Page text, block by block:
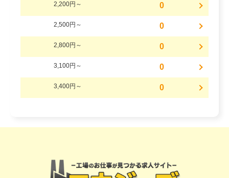
2,200円～ 0
2,500円～ 0
2,800円～ 0
3,100円～ 0
3,400円～ 0